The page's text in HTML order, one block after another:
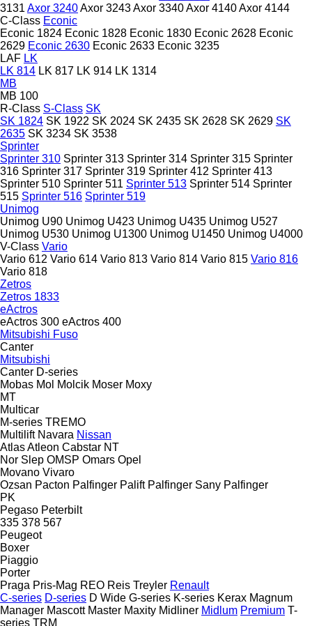
3131 Axor 3240Axor 3243Axor 3340Axor 4140Axor 4144
C-Class Econic
Econic 1824 Econic 1828 Econic 1830 Econic 2628 Econic
2629 Econic 2630 Econic 2633 Econic 3235
LAF LK
LK 814 LK 817 LK 914 LK 1314
MB
MB 100
R-Class S-Class SK
SK 1824 SK 1922 SK 2024 SK 2435 SK 2628 SK 2629 SK
2635 SK 3234 SK 3538
Sprinter
Sprinter 310 Sprinter 313 Sprinter 314 Sprinter 315 Sprinter
316 Sprinter 317 Sprinter 319 Sprinter 412 Sprinter 413
Sprinter 510 Sprinter 511 Sprinter 513 Sprinter 514 Sprinter
515 Sprinter 516 Sprinter 519
Unimog
Unimog U90 Unimog U423 Unimog U435 Unimog U527
Unimog U530 Unimog U1300 Unimog U1450 Unimog U4000
V-Class Vario
Vario 612 Vario 614 Vario 813 Vario 814 Vario 815 Vario 816
Vario 818
Zetros
Zetros 1833
eActros
eActros 300 eActros 400
Mitsubishi Fuso
Canter
Mitsubishi
Canter D-series
Mobas Mol Molcik Moser Moxy
MT
Multicar
M-series TREMO
Multilift Navara Nissan
AtlasAtleon Cabstar NT
Nor Slep OMSP Omars Opel
Movano Vivaro
Ozsan Pacton Palfinger Palift Palfinger Sany Palfinger
PK
Pegaso Peterbilt
335 378 567
Peugeot
Boxer
Piaggio
Porter
Praga Pris-Mag REO Reis Treyler Renault
C-series D-series D Wide G-series K-series Kerax Magnum
Manager Mascott Master Maxity Midliner Midlum Premium T-
series TRM